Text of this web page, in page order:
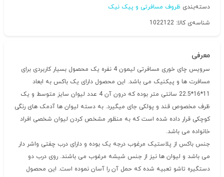
دسته‌بندی ظروف مسافرتی و پیک نیک
شناسه‌ی کالا: 1022122
معرفی
سرویس چای خوری مسافرتی لیمون 4 نفره یک محصول بسیار کاربردی برای
مسافرت ها و پیکنیک می باشد. این محصول دارای یک باکس به ابعاد
11*16*22.5 سانتی متر بوده که درون آن 4 عدد لیوان سایز متوسط و یک
ظرف مخصوص قند و پولکی جای میگیرد. به دسته لیوان ها آدمک های رنگی
کوچکی قرار داده شده است که به منظور مشخص کردن لیوان شخصی افراد
خانواده می باشد.
جنس باکس از پلاستیک مرغوب درجه یک بوده و دارای درب چفتی واشر دار
می باشد و لیوان ها نیز از جنس شیشه مرغوب می باشند. روی درب دو
دستگیره تاشو تعبیه شده که حمل آن را آسان نموده است. این محصول